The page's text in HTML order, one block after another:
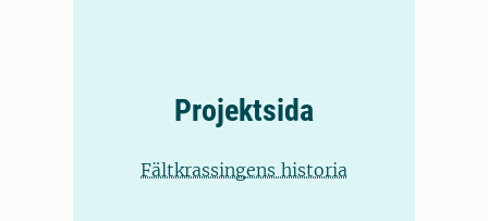
Projektsida
Fältkrassingens historia